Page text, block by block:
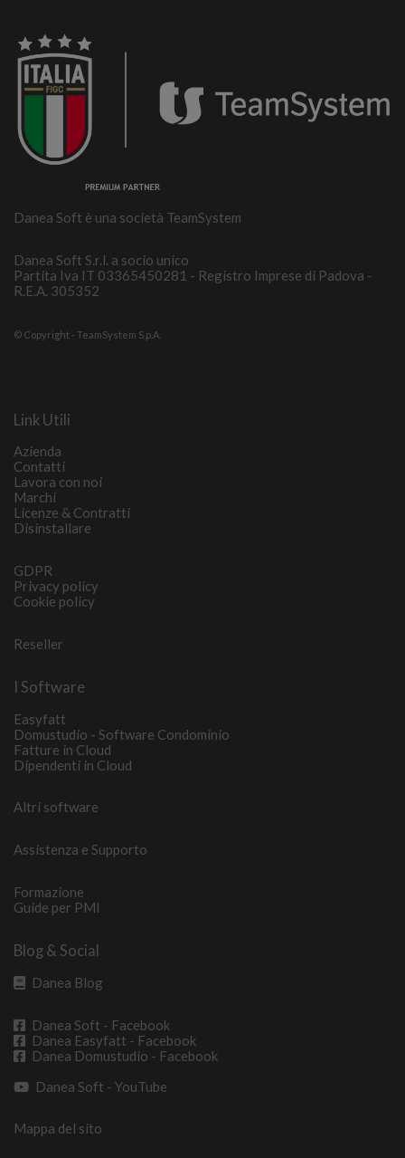
Danea Soft è una società TeamSystem
Danea Soft S.r.l. a socio unico
Partita Iva IT 03365450281 - Registro Imprese di Padova -
R.E.A. 305352
© Copyright - TeamSystem S.p.A.
Link Utili
Azienda
Contatti
Lavora con noi
Marchi
Licenze & Contratti
Disinstallare
GDPR
Privacy policy
Cookie policy
Reseller
I Software
Easyfatt
Domustudio - Software Condominio
Fatture in Cloud
Dipendenti in Cloud
Altri software
Assistenza e Supporto
Formazione
Guide per PMI
Blog & Social
Danea Blog
Danea Soft - Facebook
Danea Easyfatt - Facebook
Danea Domustudio - Facebook
Danea Soft - YouTube
Mappa del sito